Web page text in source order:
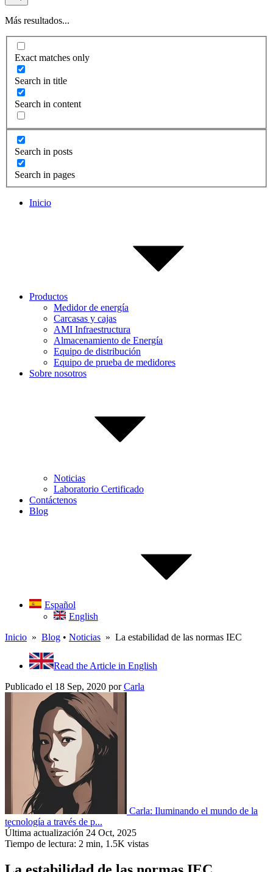
Más resultados...
Exact matches only
Search in title
Search in content
Search in posts
Search in pages
Inicio
Productos
Medidor de energía
Carcasas y cajas
AMI Infraestructura
Almacenamiento de Energía
Equipo de distribución
Equipo de prueba de medidores
Sobre nosotros
Noticias
Laboratorio Certificado
Contáctenos
Blog
Español
English
Inicio » Blog • Noticias » La estabilidad de las normas IEC
Read the Article in English
Publicado el 18 Sep, 2020 porCarla
Carla: Iluminando el mundo de la
tecnología a través de p...
Última actualización 24 Oct, 2025
Tiempo de lectura: 2 min, 1.5K vistas